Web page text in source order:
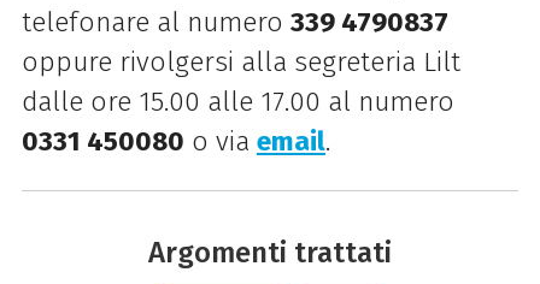
telefonare al numero 339 4790837
oppure rivolgersi alla segreteria Lilt
dalle ore 15.00 alle 17.00 al numero
0331 450080 o via email.
Argomenti trattati